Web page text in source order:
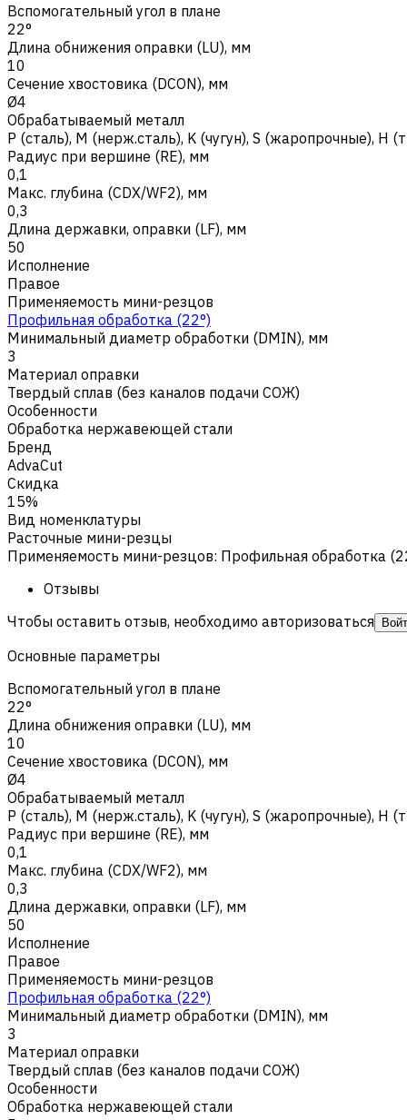
Вспомогательный угол в плане
22°
Длина обнижения оправки (LU), мм
10
Сечение хвостовика (DCON), мм
Ø4
Обрабатываемый металл
Р (сталь), M (нерж.сталь), K (чугун), S (жаропрочные), H
Радиус при вершине (RE), мм
0,1
Макс. глубина (CDX/WF2), мм
0,3
Длина державки, оправки (LF), мм
50
Исполнение
Правое
Применяемость мини-резцов
Профильная обработка (22°)
Минимальный диаметр обработки (DMIN), мм
3
Материал оправки
Твердый сплав (без каналов подачи СОЖ)
Особенности
Обработка нержавеющей стали
Бренд
AdvaCut
Скидка
15%
Вид номенклатуры
Расточные мини-резцы
Применяемость мини-резцов: Профильная обработка
Отзывы
Чтобы оставить отзыв, необходимо авторизоваться
Основные параметры
Вспомогательный угол в плане
22°
Длина обнижения оправки (LU), мм
10
Сечение хвостовика (DCON), мм
Ø4
Обрабатываемый металл
Р (сталь), M (нерж.сталь), K (чугун), S (жаропрочные), H
Радиус при вершине (RE), мм
0,1
Макс. глубина (CDX/WF2), мм
0,3
Длина державки, оправки (LF), мм
50
Исполнение
Правое
Применяемость мини-резцов
Профильная обработка (22°)
Минимальный диаметр обработки (DMIN), мм
3
Материал оправки
Твердый сплав (без каналов подачи СОЖ)
Особенности
Обработка нержавеющей стали